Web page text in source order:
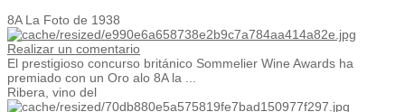
8A La Foto de 1938
Realizar un comentario
El prestigioso concurso británico Sommelier Wine Awards ha
premiado con un Oro alo 8A la ...
Ribera, vino del